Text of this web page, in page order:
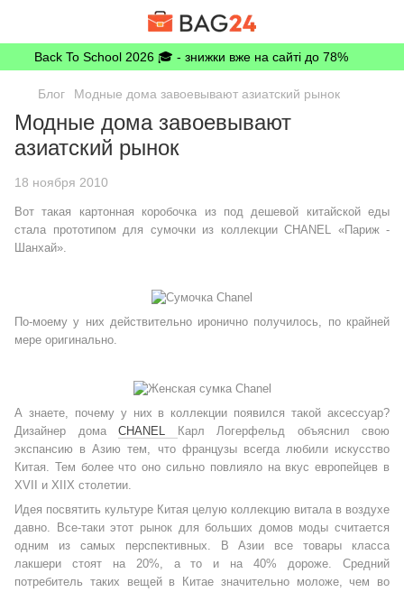
Back To School 2026 🎓 - знижки вже на сайті до 78%
Блог Модные дома завоевывают азиатский рынок
Модные дома завоевывают
азиатский рынок
18 ноября 2010
Вот такая картонная коробочка из под дешевой китайской еды
стала прототипом для сумочки из коллекции CHANEL «Париж -
Шанхай».
По-моему у них действительно иронично получилось, по крайней
мере оригинально.
А знаете, почему у них в коллекции появился такой аксессуар?
Дизайнер дома CHANEL
Карл Логерфельд объяснил свою
экспансию в Азию тем, что французы всегда любили искусство
Китая. Тем более что оно сильно повлияло на вкус европейцев в
XVII и XIIX столетии.
Идея посвятить культуре Китая целую коллекцию витала в воздухе
давно. Все-таки этот рынок для больших домов моды считается
одним из самых перспективных. В Азии все товары класса
лакшери стоят на 20%, а то и на 40% дороже. Средний
потребитель таких вещей в Китае значительно моложе, чем во